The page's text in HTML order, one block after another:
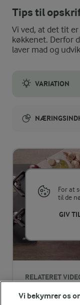
Tips til
Vi ved, at det tit
køkkenet. Derfor
laver mad og
VARIATION
1207 kJ / 288
ENERGI PR
Fiber:
2,5 g
Fedt:
6,2 g
For at
til de
GIV
RELATERET
Vi bekymrer os